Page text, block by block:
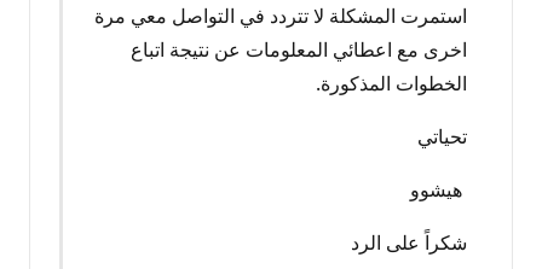
استمرت المشكلة لا تتردد في التواصل معي مرة
اخرى مع اعطائي المعلومات عن نتيجة اتباع
الخطوات المذكورة.
تحياتي
هيشوو
شكراً على الرد